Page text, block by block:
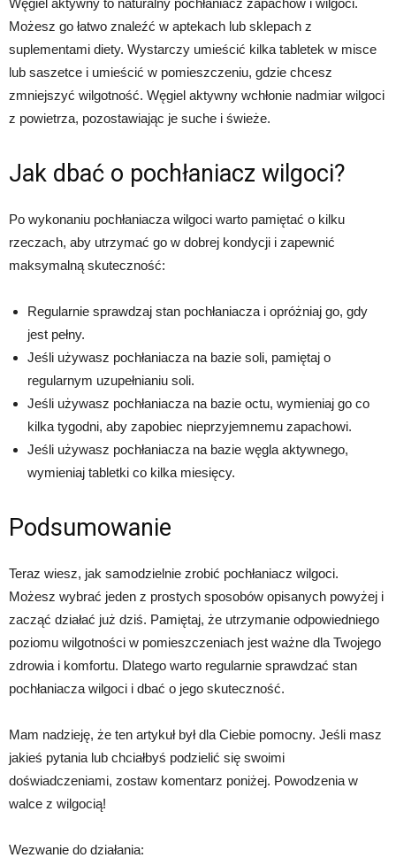
Węgiel aktywny to naturalny pochłaniacz zapachów i wilgoci.
Możesz go łatwo znaleźć w aptekach lub sklepach z
suplementami diety. Wystarczy umieścić kilka tabletek w misce
lub saszetce i umieścić w pomieszczeniu, gdzie chcesz
zmniejszyć wilgotność. Węgiel aktywny wchłonie nadmiar wilgoci
z powietrza, pozostawiając je suche i świeże.
Jak dbać o pochłaniacz wilgoci?
Po wykonaniu pochłaniacza wilgoci warto pamiętać o kilku
rzeczach, aby utrzymać go w dobrej kondycji i zapewnić
maksymalną skuteczność:
Regularnie sprawdzaj stan pochłaniacza i opróżniaj go, gdy
jest pełny.
Jeśli używasz pochłaniacza na bazie soli, pamiętaj o
regularnym uzupełnianiu soli.
Jeśli używasz pochłaniacza na bazie octu, wymieniaj go co
kilka tygodni, aby zapobiec nieprzyjemnemu zapachowi.
Jeśli używasz pochłaniacza na bazie węgla aktywnego,
wymieniaj tabletki co kilka miesięcy.
Podsumowanie
Teraz wiesz, jak samodzielnie zrobić pochłaniacz wilgoci.
Możesz wybrać jeden z prostych sposobów opisanych powyżej i
zacząć działać już dziś. Pamiętaj, że utrzymanie odpowiedniego
poziomu wilgotności w pomieszczeniach jest ważne dla Twojego
zdrowia i komfortu. Dlatego warto regularnie sprawdzać stan
pochłaniacza wilgoci i dbać o jego skuteczność.
Mam nadzieję, że ten artykuł był dla Ciebie pomocny. Jeśli masz
jakieś pytania lub chciałbyś podzielić się swoimi
doświadczeniami, zostaw komentarz poniżej. Powodzenia w
walce z wilgocią!
Wezwanie do działania: